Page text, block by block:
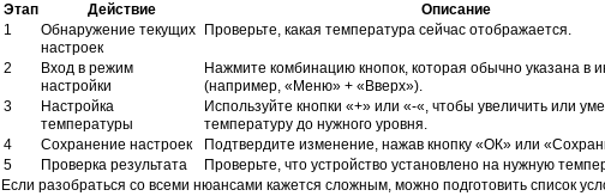
Этап
Действие
Описание
1
Обнаружение текущих
настроек
Проверьте, какая температура сейчас отображается.
2
Вход в режим
настройки
Нажмите комбинацию кнопок, которая обычно указана в
(например, «Меню» + «Вверх»).
3
Настройка
температуры
Используйте кнопки «+» или «-«, чтобы увеличить или
температуру до нужного уровня.
4
Сохранение настроек
Подтвердите изменение, нажав кнопку «ОК» или
5
Проверка результата
Проверьте, что устройство установлено на нужную
Если разобраться со всеми нюансами кажется сложным, можно подготовить список